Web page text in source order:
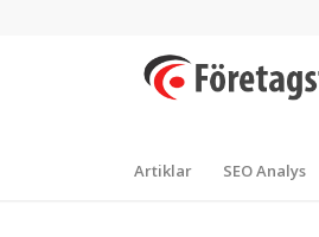
Artiklar SEO Analys